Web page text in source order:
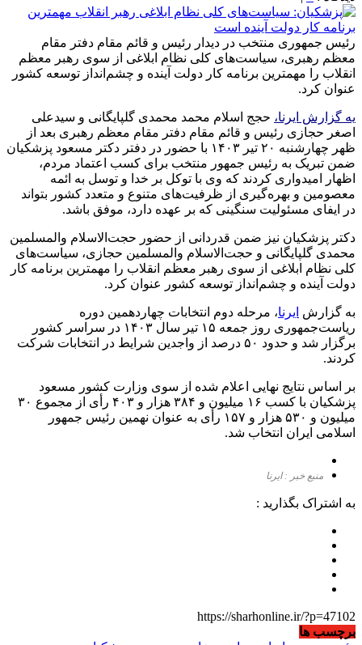
رئیس جمهوری منتخب در دیدار رئیس و قائم مقام دفتر مقام
معظم رهبری، سیاست‌های کلی نظام ابلاغی از سوی رهبر معظم
انقلاب را مهمترین برنامه کار دولت آینده و چشم‌انداز توسعه کشور
عنوان کرد.
یه گزارش ایرنا، حجج‌ اسلام محمد محمدی گلپایگانی و سیدعلی
اصغر حجازی رئیس و قائم مقام دفتر مقام معظم رهبری بعد از
ظهر چهارشنبه ۲۰ تیر ۱۴۰۳ با حضور در دفتر دکتر مسعود پزشکیان
ضمن تبریک به رئیس جمهور منتخب برای کسب اعتماد مردم،
اظهار امیدواری کردند که وی با توکل بر خدا و توسل به ائمه
معصومین و بهره‌گیری از ظرفیت‌های متنوع و متعدد کشور بتواند
در ایفای مسئولیت سنگینی که بر عهده دارد، موفق باشد.
دکتر پزشکیان نیز ضمن قدردانی از حضور حجت‌الاسلام والمسلمین
محمدی گلپایگانی و حجت‌الاسلام والمسلمین حجازی، سیاست‌های
کلی نظام ابلاغی از سوی رهبر معظم انقلاب را مهمترین برنامه کار
دولت آینده و چشم‌انداز توسعه کشور عنوان کرد.
به گزارش ایرنا، مرحله دوم انتخابات چهاردهمین دوره
ریاست‌جمهوری روز جمعه ۱۵ تیر سال ۱۴۰۳ در سراسر کشور
برگزار شد و حدود ۵۰ درصد از واجدین شرایط در انتخابات شرکت
کردند.
بر اساس نتایج نهایی اعلام شده از سوی وزارت کشور مسعود
پزشکیان با کسب ۱۶ میلیون و ۳۸۴ هزار و ۴۰۳ رأی از مجموع ۳۰
میلیون و ۵۳۰ هزار و ۱۵۷ رأی به عنوان نهمین رئیس جمهور
اسلامی ایران انتخاب شد.
منبع خبر : ایرنا
به اشتراک بگذارید :
https://sharhonline.ir/?p=47102
برچسب ها